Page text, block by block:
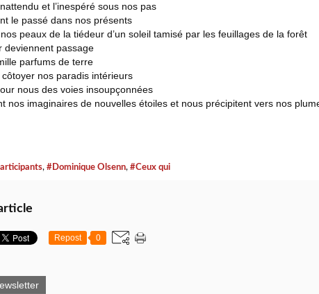
et l’inespéré sous nos pas
le passé dans nos présents
peaux de la tiédeur d’un soleil tamisé par les feuillages de la forêt
deviennent passage
parfums de terre
côtoyer nos paradis intérieurs
nous des voies insoupçonnées
nos imaginaires de nouvelles étoiles et nous précipitent vers nos
, #Dominique Olsenn, #Ceux qui
Repost 0